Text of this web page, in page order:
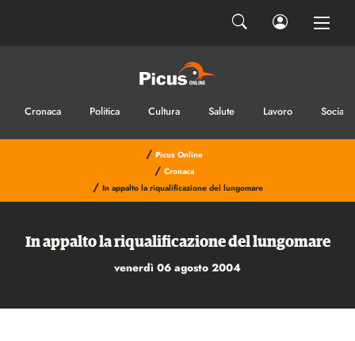
Cronaca Politica Cultura Salute Lavoro Sociale
/ Picus Online
/ Cronaca
/ In appalto la riqualificazione del lungomare
In appalto la riqualificazione del lungomare
venerdì 06 agosto 2004